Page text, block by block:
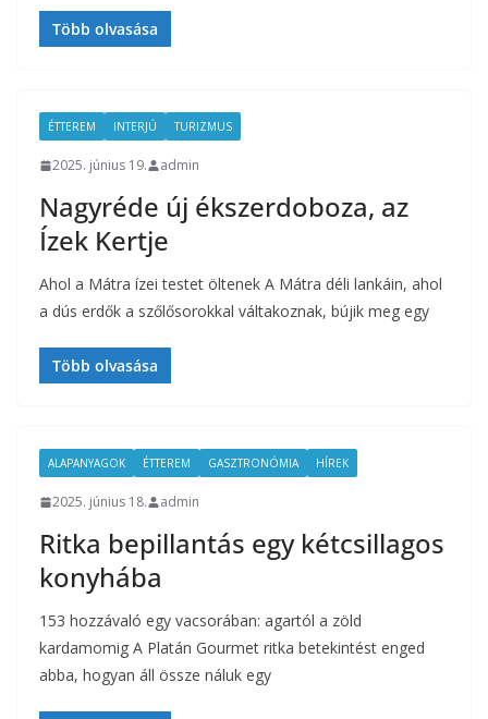
Több olvasása
ÉTTEREM INTERJÚ TURIZMUS
2025. június 19. admin
Nagyréde új ékszerdoboza, az
Ízek Kertje
Ahol a Mátra ízei testet öltenek A Mátra déli lankáin, ahol
a dús erdők a szőlősorokkal váltakoznak, bújik meg egy
Több olvasása
ALAPANYAGOK ÉTTEREM GASZTRONÓMIA HÍREK
2025. június 18. admin
Ritka bepillantás egy kétcsillagos
konyhába
153 hozzávaló egy vacsorában: agartól a zöld
kardamomig A Platán Gourmet ritka betekintést enged
abba, hogyan áll össze náluk egy